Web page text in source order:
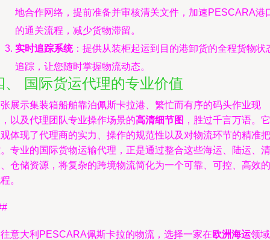
地合作网络，提前准备并审核清关文件，加速PESCARA港
的通关流程，减少货物滞留。
实时追踪系统：提供从装柜起运到目的港卸货的全程货物状
追踪，让您随时掌握物流动态。
、 国际货运代理的专业价值
展示集装箱船舶靠泊佩斯卡拉港、繁忙而有序的码头作业现
以及代理团队专业操作场景的高清细节图 ，胜过千言万语。它
体现了代理商的实力、操作的规范性以及对物流环节的精准把
专业的国际货物运输代理，正是通过整合这些海运、陆运、清
仓储资源，将复杂的跨境物流简化为一个可靠、可控、高效的
。
意大利PESCARA佩斯卡拉的物流，选择一家在欧洲海运领域